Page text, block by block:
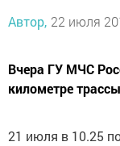
Автор, 22 июля
Вчера ГУ МЧС
километре
21 июля в 10.25